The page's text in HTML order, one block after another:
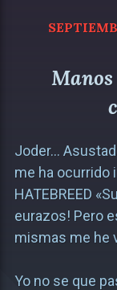
Joder…
me ha ocurrido
HATEBREED
eurazos! Pero
mismas me he
Yo no se que